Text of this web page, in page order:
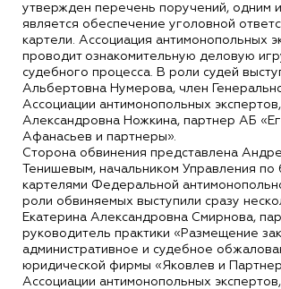
утвержден перечень поручений, одним
является обеспечение уголовной
картели. Ассоциация антимонопольных
проводит ознакомительную деловую
судебного процесса. В роли судей
Альбертовна Нумерова, член
Ассоциации антимонопольных
Александровна Ножкина, партнер АБ
Афанасьев и партнеры».
Сторона обвинения представлена
Тенишевым, начальником Управления по
картелями Федеральной
роли обвиняемых выступили сразу
Екатерина Александровна Смирнова,
руководитель практики «Размещение
административное и судебное
юридической фирмы «Яковлев и
Ассоциации антимонопольных